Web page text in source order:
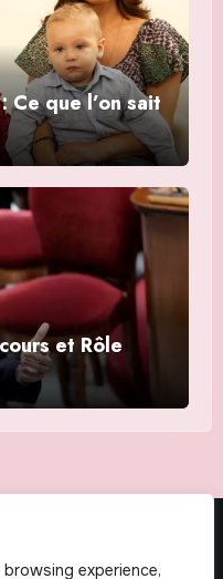
experience,
Ce que l’on sait
et Rôle